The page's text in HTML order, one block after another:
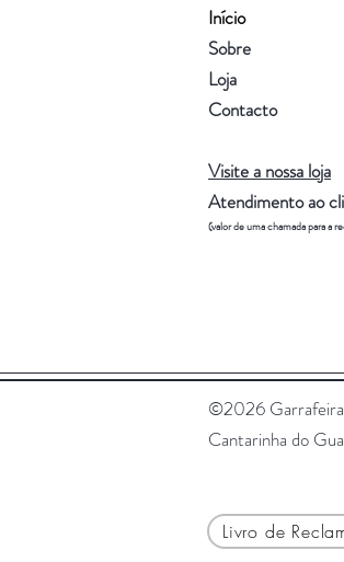
Início
Sobre
Loja
Contacto
Visite a nossa loja
Atendimento ao
(valor de uma chamada para a
©2026 Garrafeira
Cantarinha do
Livro de